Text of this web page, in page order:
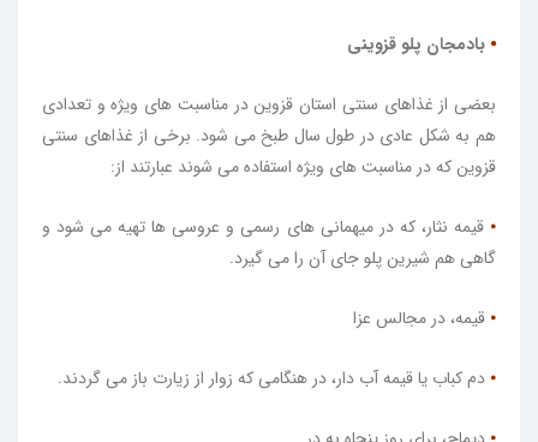
⦁ بادمجان پلو قزوینی
بعضی از غذاهای سنتی استان قزوین در مناسبت های ویژه و تعدادی
هم به شکل عادی در طول سال طبخ می شود. برخی از غذاهای سنتی
قزوین که در مناسبت های ویژه استفاده می شوند عبارتند از:
⦁ قیمه نثار، که در میهمانی های رسمی و عروسی ها تهیه می شود و
گاهی هم شیرین پلو جای آن را می گیرد.
⦁ قیمه،‌ در مجالس عزا
⦁ دم کباب یا قیمه آب دار،‌ در هنگامی که زوار از زیارت باز می گردند.